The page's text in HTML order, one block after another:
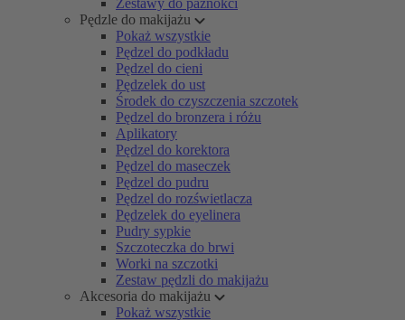
Zestawy do paznokci
Pędzle do makijażu
Pokaż wszystkie
Pędzel do podkładu
Pędzel do cieni
Pędzelek do ust
Środek do czyszczenia szczotek
Pędzel do bronzera i różu
Aplikatory
Pędzel do korektora
Pędzel do maseczek
Pędzel do pudru
Pędzel do rozświetlacza
Pędzelek do eyelinera
Pudry sypkie
Szczoteczka do brwi
Worki na szczotki
Zestaw pędzli do makijażu
Akcesoria do makijażu
Pokaż wszystkie